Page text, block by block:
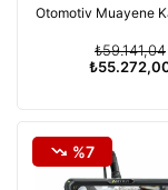
Otomotiv Muayene
₺59.141,04
%7